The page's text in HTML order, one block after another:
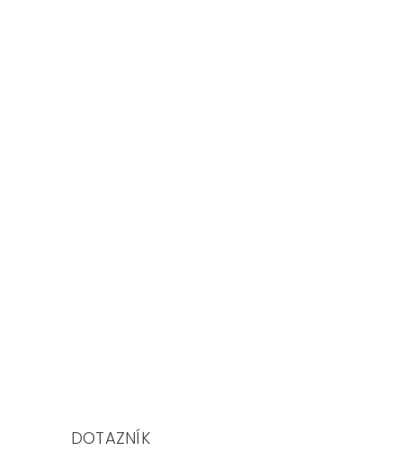
DOTAZNÍK